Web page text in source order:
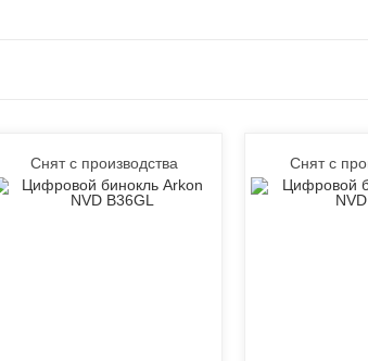
Снят с производства Снят с